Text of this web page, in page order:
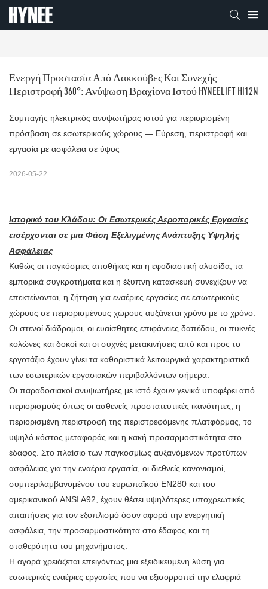
Ενεργή Προστασία Από Λακκούβες Και Συνεχής
Περιστροφή 360°: Ανύψωση Βραχίονα Ιστού HYNEELIFT HI12N
Συμπαγής ηλεκτρικός ανυψωτήρας ιστού για περιορισμένη
πρόσβαση σε εσωτερικούς χώρους — Εύρεση, περιστροφή και
εργασία με ασφάλεια σε ύψος
2026-05-22
Ιστορικό του Κλάδου: Οι Εσωτερικές Αεροπορικές Εργασίες
εισέρχονται σε μια Φάση Εξελιγμένης Ανάπτυξης Υψηλής
Ασφάλειας
Καθώς οι παγκόσμιες αποθήκες και η εφοδιαστική αλυσίδα, τα
εμπορικά συγκροτήματα και η έξυπνη κατασκευή συνεχίζουν να
επεκτείνονται, η ζήτηση για εναέριες εργασίες σε εσωτερικούς
χώρους σε περιορισμένους χώρους αυξάνεται χρόνο με το χρόνο.
Οι στενοί διάδρομοι, οι ευαίσθητες επιφάνειες δαπέδου, οι πυκνές
κολώνες και δοκοί και οι συχνές μετακινήσεις από και προς το
εργοτάξιο έχουν γίνει τα καθοριστικά λειτουργικά χαρακτηριστικά
των εσωτερικών εργασιακών περιβαλλόντων σήμερα.
Οι παραδοσιακοί ανυψωτήρες με ιστό έχουν γενικά υποφέρει από
περιορισμούς όπως οι ασθενείς προστατευτικές ικανότητες, η
περιορισμένη περιστροφή της περιστρεφόμενης πλατφόρμας, το
υψηλό κόστος μεταφοράς και η κακή προσαρμοστικότητα στο
έδαφος. Στο πλαίσιο των παγκοσμίως αυξανόμενων προτύπων
ασφάλειας για την εναέρια εργασία, οι διεθνείς κανονισμοί,
συμπεριλαμβανομένου του ευρωπαϊκού EN280 και του
αμερικανικού ANSI A92, έχουν θέσει υψηλότερες υποχρεωτικές
απαιτήσεις για τον εξοπλισμό όσον αφορά την ενεργητική
ασφάλεια, την προσαρμοστικότητα στο έδαφος και τη
σταθερότητα του μηχανήματος.
Η αγορά χρειάζεται επειγόντως μια εξειδικευμένη λύση για
εσωτερικές εναέριες εργασίες που να εξισορροπεί την ελαφριά